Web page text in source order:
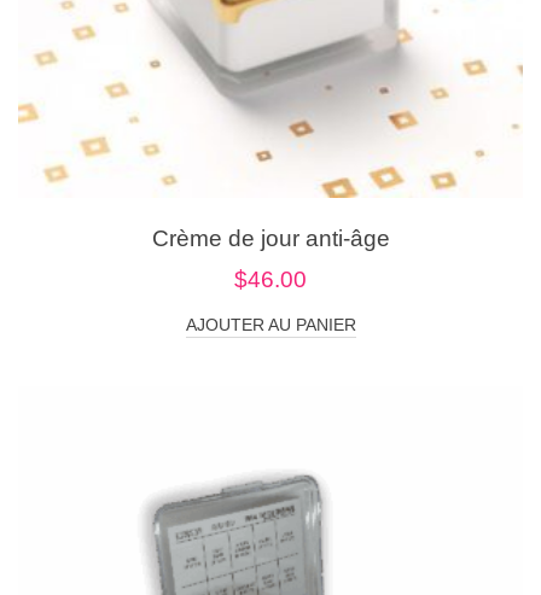
Crème de jour anti-âge
$46.00
AJOUTER AU PANIER